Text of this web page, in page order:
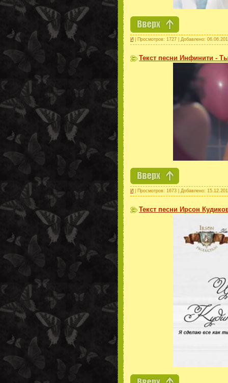
И | Просмотров: 1727 | Добавлено:
Текст песни Инфинити -
И | Просмотров: 1673 | Добавлено:
Текст песни Ирсон